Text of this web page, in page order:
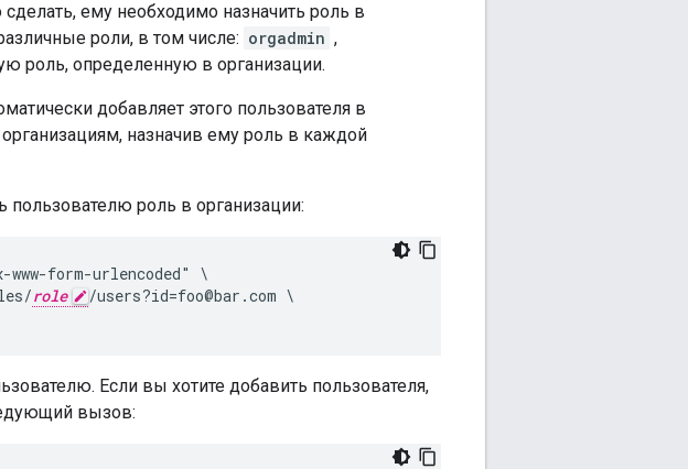
ему необходимо назначить роль в
роли, в том числе: orgadmin ,
роль, определенную в организации.
добавляет этого пользователя в
назначив ему роль в каждой
роль в организации:
form-urlencoded" \
role
/users?id=foo@bar.com \
Если вы хотите добавить пользователя,
вызов: